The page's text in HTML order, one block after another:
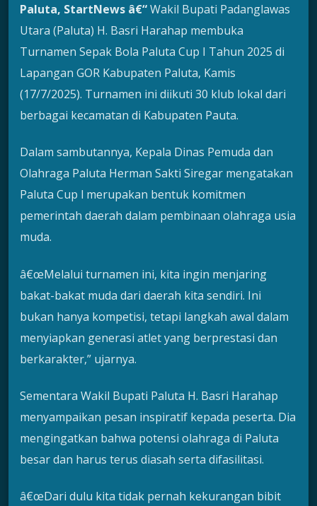
Paluta, StartNews â€“Wakil Bupati Padanglawas
Utara (Paluta) H. Basri Harahap membuka
Turnamen Sepak Bola Paluta Cup I Tahun 2025 di
Lapangan GOR Kabupaten Paluta, Kamis
(17/7/2025). Turnamen ini diikuti 30 klub lokal dari
berbagai kecamatan di Kabupaten Pauta.
Dalam sambutannya, Kepala Dinas Pemuda dan
Olahraga Paluta Herman Sakti Siregar mengatakan
Paluta Cup l merupakan bentuk komitmen
pemerintah daerah dalam pembinaan olahraga usia
muda.
â€œMelalui turnamen ini, kita ingin menjaring
bakat-bakat muda dari daerah kita sendiri. Ini
bukan hanya kompetisi, tetapi langkah awal dalam
menyiapkan generasi atlet yang berprestasi dan
berkarakter,” ujarnya.
Sementara Wakil Bupati Paluta H. Basri Harahap
menyampaikan pesan inspiratif kepada peserta. Dia
mengingatkan bahwa potensi olahraga di Paluta
besar dan harus terus diasah serta difasilitasi.
â€œDari dulu kita tidak pernah kekurangan bibit